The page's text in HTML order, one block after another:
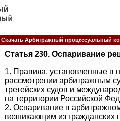
Скачать Арбитражный процессуальный
Статья 230. Оспаривание
1. Правила, установленные в
рассмотрении арбитражным
третейских судов и
на территории Российской
2. Оспаривание в
возникающим из гражданских